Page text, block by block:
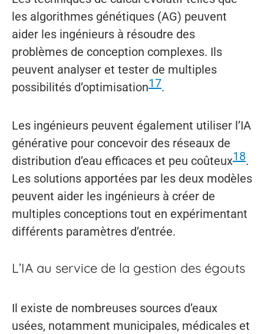
les algorithmes génétiques (AG) peuvent
aider les ingénieurs à résoudre des
problèmes de conception complexes. Ils
peuvent analyser et tester de multiples
possibilités d’optimisation17.
Les ingénieurs peuvent également utiliser l’IA
générative pour concevoir des réseaux de
distribution d’eau efficaces et peu coûteux18.
Les solutions apportées par les deux modèles
peuvent aider les ingénieurs à créer de
multiples conceptions tout en expérimentant
différents paramètres d’entrée.
L’IA au service de la gestion des égouts
Il existe de nombreuses sources d’eaux
usées, notamment municipales, médicales et